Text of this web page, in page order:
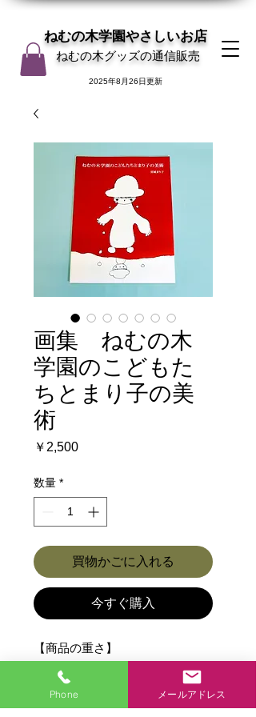
ねむの木学園やさしいお店
ねむの木グッズの通信販売
2025年8月26日更新
画集 ねむの木
学園のこどもた
ちとまり子の美
術
￥2,500価
数量 *
買物かごに入れる
今すぐ購入
【商品の重さ】
【商品の重さ】
Phone メールアドレス